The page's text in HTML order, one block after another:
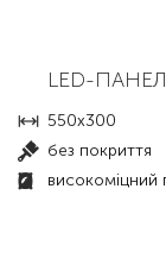
LED-
550х300
без покриття
високоміцний